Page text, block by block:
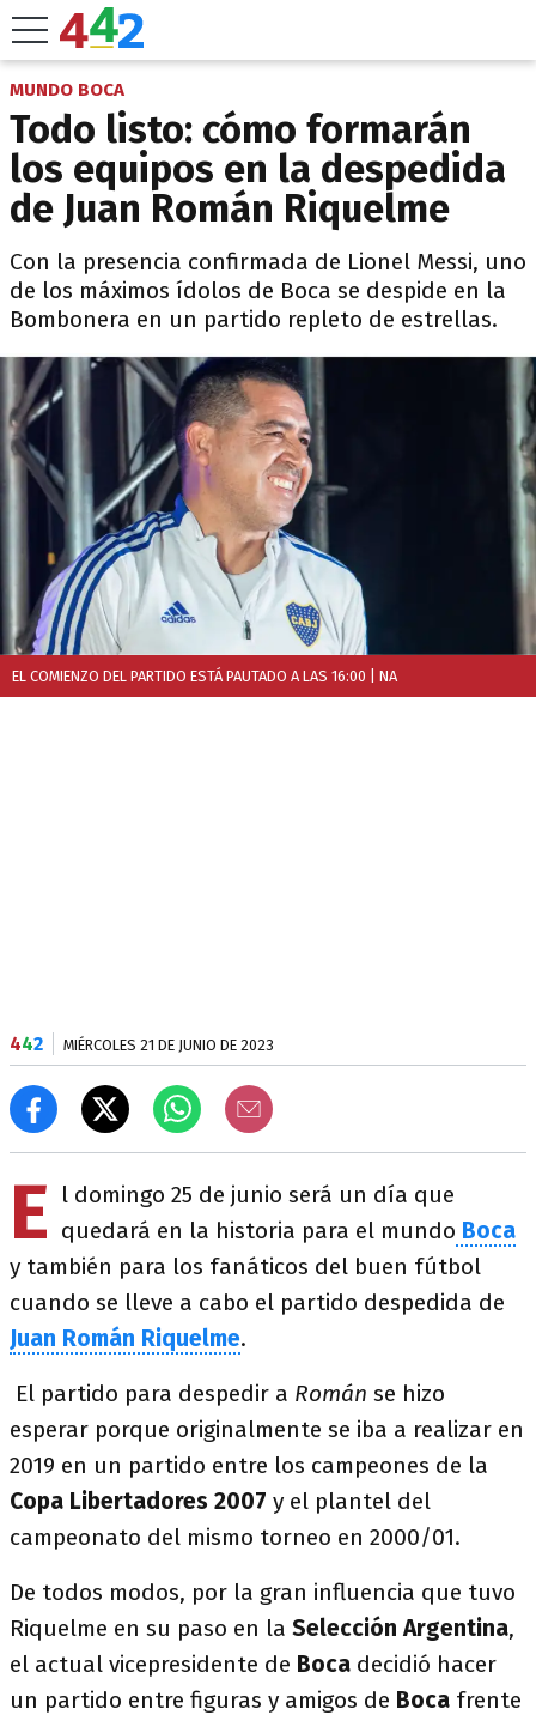
MUNDO BOCA
Todo listo: cómo formarán
los equipos en la despedida
de Juan Román Riquelme
Con la presencia confirmada de Lionel Messi, uno
de los máximos ídolos de Boca se despide en la
Bombonera en un partido repleto de estrellas.
EL COMIENZO DEL PARTIDO ESTÁ PAUTADO A LAS 16:00 | NA
442 MIÉRCOLES 21 DE JUNIO DE 2023
E
l domingo 25 de junio será un día que
quedará en la historia para el mundo Boca
y también para los fanáticos del buen fútbol
cuando se lleve a cabo el partido despedida de
Juan Román Riquelme.
El partido para despedir a Román se hizo
esperar porque originalmente se iba a realizar en
2019 en un partido entre los campeones de la
Copa Libertadores 2007 y el plantel del
campeonato del mismo torneo en 2000/01.
De todos modos, por la gran influencia que tuvo
Riquelme en su paso en la Selección Argentina,
el actual vicepresidente de Boca decidió hacer
un partido entre figuras y amigos de Boca frente